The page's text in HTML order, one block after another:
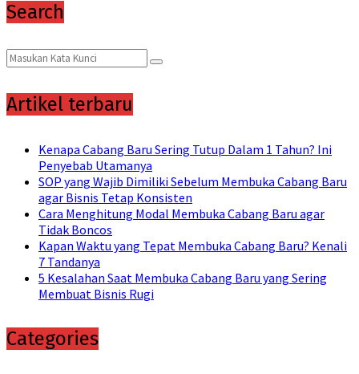
Search
Search
for:
Search
Artikel terbaru
Kenapa Cabang Baru Sering Tutup Dalam 1 Tahun? Ini
Penyebab Utamanya
SOP yang Wajib Dimiliki Sebelum Membuka Cabang Baru
agar Bisnis Tetap Konsisten
Cara Menghitung Modal Membuka Cabang Baru agar
Tidak Boncos
Kapan Waktu yang Tepat Membuka Cabang Baru? Kenali
7 Tandanya
5 Kesalahan Saat Membuka Cabang Baru yang Sering
Membuat Bisnis Rugi
Categories